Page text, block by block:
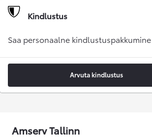
Kindlustus
Saa personaalne kindlustuspakkumine
Arvuta kindlustus
Amserv Tallinn